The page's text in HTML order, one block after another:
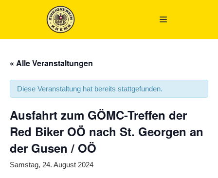
« Alle Veranstaltungen
Diese Veranstaltung hat bereits stattgefunden.
Ausfahrt zum GÖMC-Treffen der
Red Biker OÖ nach St. Georgen an
der Gusen / OÖ
Samstag, 24. August 2024